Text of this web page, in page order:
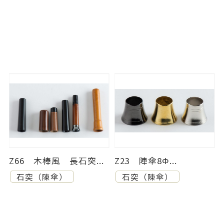
Z66 木棒風 長石突...
石突（陳傘）
Z23 陣傘8Φ...
石突（陳傘）